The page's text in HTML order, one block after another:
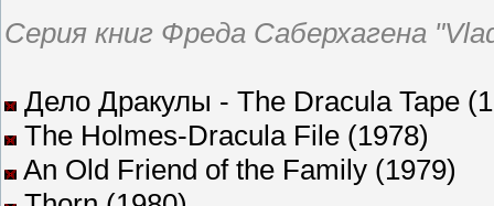
Серия книг Фреда Саберхагена
Дело Дракулы - The Dracula Tape
The Holmes-Dracula File (1978)
An Old Friend of the Family (1979)